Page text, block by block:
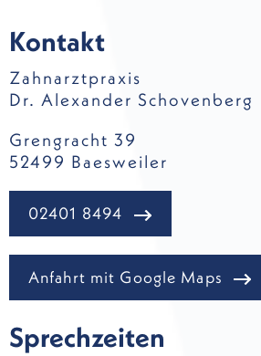
Kontakt
Zahnarztpraxis
Dr. Alexander Schovenberg
Grengracht 39
52499 Baesweiler
02401 8494
Anfahrt mit Google Maps
Sprechzeiten